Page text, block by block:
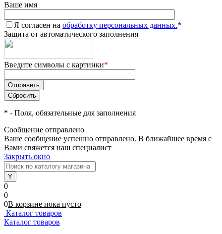
Ваше имя
Я согласен на обработку персональных данных.*
Защита от автоматического заполнения
Введите символы с картинки*
* - Поля, обязательные для заполнения
Сообщение отправлено
Ваше сообщение успешно отправлено. В ближайшее время с
Вами свяжется наш специалист
Закрыть окно
0
0
0В корзине пока пусто
Каталог товаров
Каталог товаров